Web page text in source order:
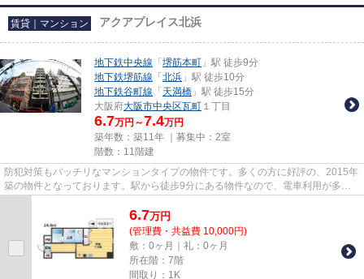
賃貸｜マンション アクアプレイス北浜
地下鉄中央線 「 堺筋本町 」駅 徒歩9分
地下鉄堺筋線 「 北浜 」駅 徒歩10分
地下鉄谷町線 「 天満橋 」駅 徒歩15分
大阪府大阪市中央区瓦町 １丁目
6.7万円～7.4万円
築年数：築11年 ｜募集中： 2室
階数：11階建
防犯対策もバッチリなマンションタイプの物件です。多くの方に好評の、2015年
築の物件となっております。駅から徒歩9分にある物件なので、電車利用が多い
6.7万円
(管理費・共益費 10,000円)
敷：0ヶ月｜礼：0ヶ月
所在階：7階
間取り：1K